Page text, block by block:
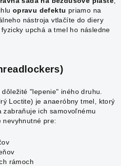
opravu defektu priamo na
nástroja vtlačíte do diery
upchá a tmel ho následne
"lepenie" iného druhu.
Loctite) je anaeróbny tmel, ktorý
ich samovoľnému
nevyhnutné pre:
rámoch